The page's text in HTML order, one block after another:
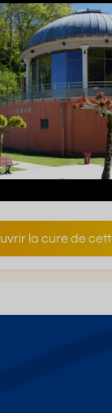
la cure de